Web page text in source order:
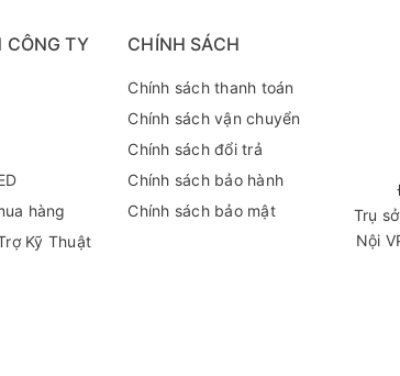
nổi bật Led hắt 3 mắt cao cấp IQ
LED MWB231A tiết kiệm năng lượng đáng kể so
đến 160 độ giúp phân phối ánh sáng đồng đều và
CÔNG TY
hàng
Kỹ Thuật
CHÍNH SÁCH
Chính sách thanh toán
Chính sách vận chuyển
Chính sách đổi trả
Chính sách bảo hành
Chính sách bảo mật
Trụ
Nội